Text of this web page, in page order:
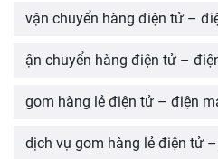
vận chuyển hàng điện tử –
ận chuyển hàng điện tử –
gom hàng lẻ điện tử – điện
dịch vụ gom hàng lẻ điện tử